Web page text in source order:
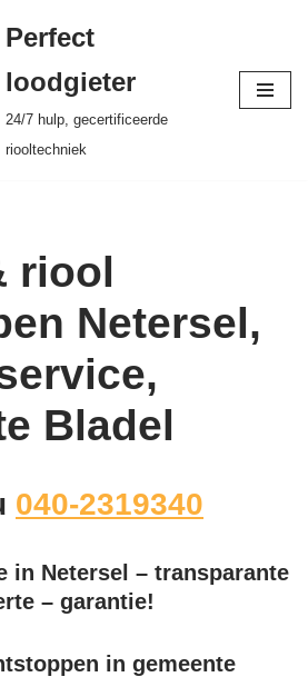
Perfect
loodgieter
24/7 hulp, gecertificeerde
riooltechniek
riool
Netersel,
Bladel
040-2319340
in Netersel – transparante
– garantie!
in gemeente